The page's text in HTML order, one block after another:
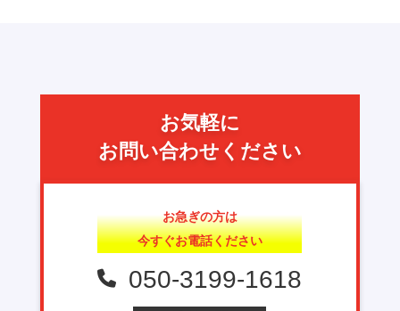
お気軽に
お問い合わせください
お急ぎの方は
今すぐお電話ください
050-3199-1618